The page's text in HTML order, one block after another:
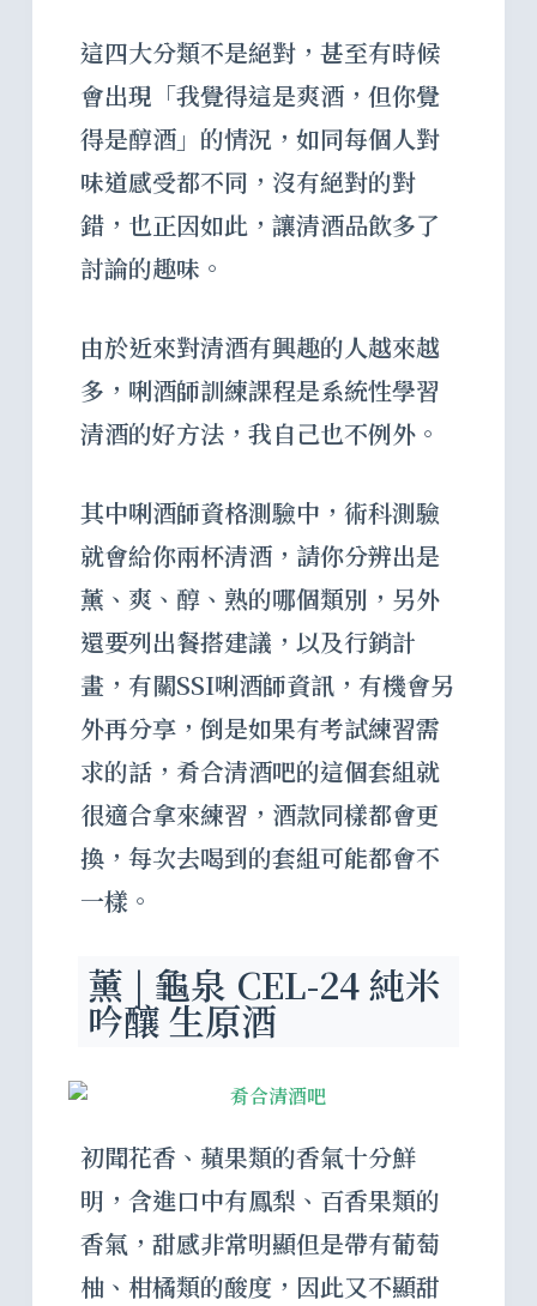
這四大分類不是絕對，甚至有時候
會出現「我覺得這是爽酒，但你覺
得是醇酒」的情況，如同每個人對
味道感受都不同，沒有絕對的對
錯，也正因如此，讓清酒品飲多了
討論的趣味。
由於近來對清酒有興趣的人越來越
多，唎酒師訓練課程是系統性學習
清酒的好方法，我自己也不例外。
其中唎酒師資格測驗中，術科測驗
就會給你兩杯清酒，請你分辨出是
薰、爽、醇、熟的哪個類別，另外
還要列出餐搭建議，以及行銷計
畫，有關SSI唎酒師資訊，有機會另
外再分享，倒是如果有考試練習需
求的話，肴合清酒吧的這個套組就
很適合拿來練習，酒款同樣都會更
換，每次去喝到的套組可能都會不
一樣。
薰 | 龜泉 CEL-24 純米
吟釀 生原酒
初聞花香、蘋果類的香氣十分鮮
明，含進口中有鳳梨、百香果類的
香氣，甜感非常明顯但是帶有葡萄
柚、柑橘類的酸度，因此又不顯甜